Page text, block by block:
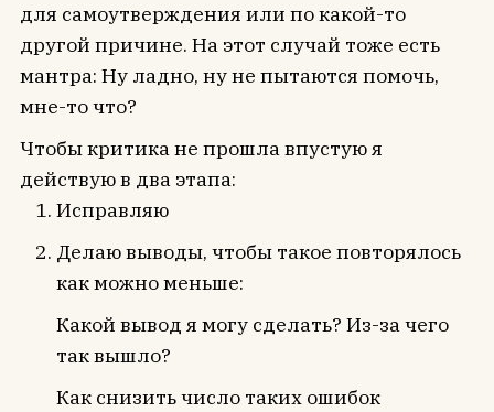
для самоутверждения или по какой-то
другой причине. На этот случай тоже есть
мантра: Ну ладно, ну не пытаются помочь,
мне-то что?
Чтобы критика не прошла впустую я
действую в два этапа:
Исправляю
Делаю выводы, чтобы такое повторялось
как можно меньше:
Какой вывод я могу сделать? Из-за чего
так вышло?
Как снизить число таких ошибок